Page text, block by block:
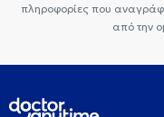
πληροφορίες που
από την